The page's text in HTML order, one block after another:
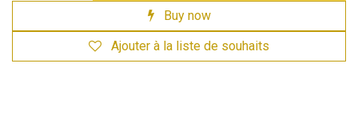
Buy now
Ajouter à la liste de souhaits